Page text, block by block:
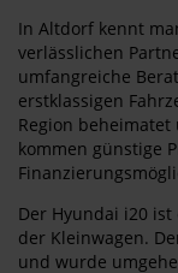
In Altdorf kennt
verlässlichen
umfangreiche
erstklassigen
Region
kommen günstige
Der Hyundai i20
der Kleinwagen.
und wurde